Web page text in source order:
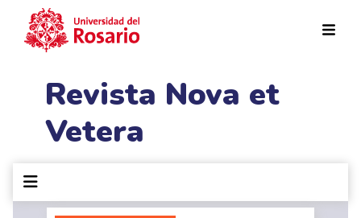
Revista Nova et
Vetera